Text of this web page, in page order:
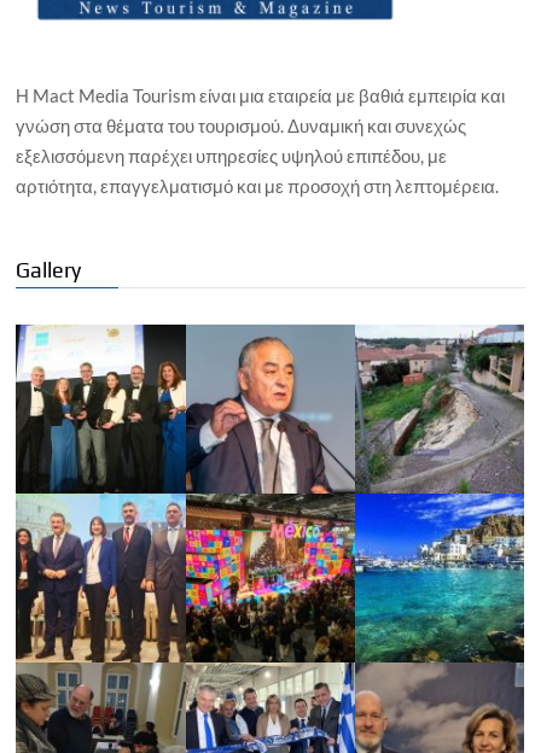
Η Mact Media Tourism είναι μια εταιρεία με βαθιά εμπειρία και
γνώση στα θέματα του τουρισμού. Δυναμική και συνεχώς
εξελισσόμενη παρέχει υπηρεσίες υψηλού επιπέδου, με
αρτιότητα, επαγγελματισμό και με προσοχή στη λεπτομέρεια.
Gallery